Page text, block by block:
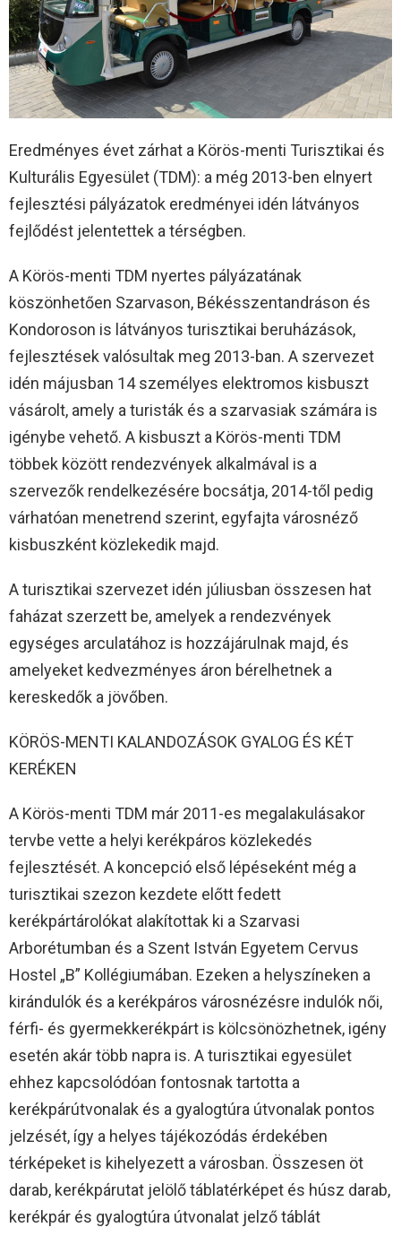
Eredményes évet zárhat a Körös-menti Turisztikai és
Kulturális Egyesület (TDM): a még 2013-ben elnyert
fejlesztési pályázatok eredményei idén látványos
fejlődést jelentettek a térségben.
A Körös-menti TDM nyertes pályázatának
köszönhetően Szarvason, Békésszentandráson és
Kondoroson is látványos turisztikai beruházások,
fejlesztések valósultak meg 2013-ban. A szervezet
idén májusban 14 személyes elektromos kisbuszt
vásárolt, amely a turisták és a szarvasiak számára is
igénybe vehető. A kisbuszt a Körös-menti TDM
többek között rendezvények alkalmával is a
szervezők rendelkezésére bocsátja, 2014-től pedig
várhatóan menetrend szerint, egyfajta városnéző
kisbuszként közlekedik majd.
A turisztikai szervezet idén júliusban összesen hat
faházat szerzett be, amelyek a rendezvények
egységes arculatához is hozzájárulnak majd, és
amelyeket kedvezményes áron bérelhetnek a
kereskedők a jövőben.
KÖRÖS-MENTI KALANDOZÁSOK GYALOG ÉS KÉT
KERÉKEN
A Körös-menti TDM már 2011-es megalakulásakor
tervbe vette a helyi kerékpáros közlekedés
fejlesztését. A koncepció első lépéseként még a
turisztikai szezon kezdete előtt fedett
kerékpártárolókat alakítottak ki a Szarvasi
Arborétumban és a Szent István Egyetem Cervus
Hostel „B” Kollégiumában. Ezeken a helyszíneken a
kirándulók és a kerékpáros városnézésre indulók női,
férfi- és gyermekkerékpárt is kölcsönözhetnek, igény
esetén akár több napra is. A turisztikai egyesület
ehhez kapcsolódóan fontosnak tartotta a
kerékpárútvonalak és a gyalogtúra útvonalak pontos
jelzését, így a helyes tájékozódás érdekében
térképeket is kihelyezett a városban. Összesen öt
darab, kerékpárutat jelölő táblatérképet és húsz darab,
kerékpár és gyalogtúra útvonalat jelző táblát